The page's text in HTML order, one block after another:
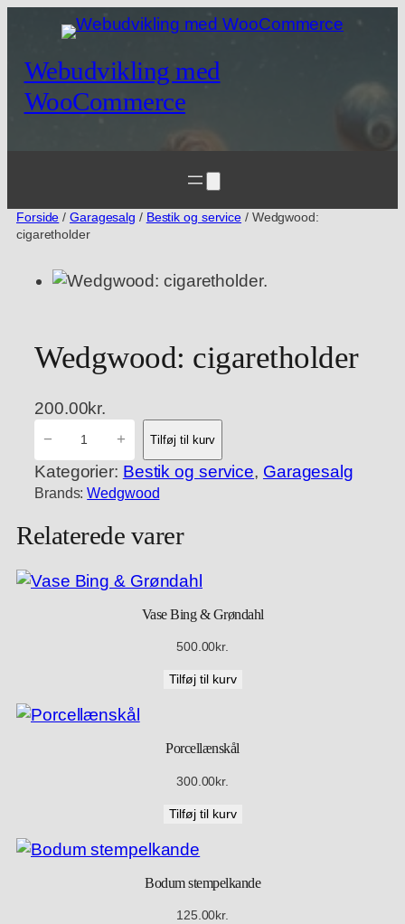
indhold
Webudvikling med
WooCommerce
Forside /Garagesalg / Bestik og service / Wedgwood:
cigaretholder
Wedgwood: cigaretholder
200.00kr.
d
g
o
d
r
d
− + Tilføj til kurv
Kategorier: Bestik og service, Garagesalg
Brands:Wedgwood
Relaterede varer
Vase Bing & Grøndahl
500.00kr.
Tilføj til kurv
Porcellænskål
300.00kr.
Tilføj til kurv
Bodum stempelkande
125.00kr.